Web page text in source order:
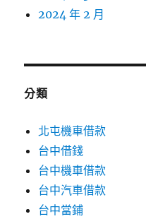
2024 年 2 月
分類
北屯機車借款
台中借錢
台中機車借款
台中汽車借款
台中當鋪